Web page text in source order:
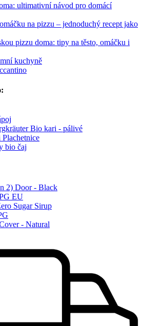
ultimativní návod pro domácí
na pizzu – jednoduchý recept jako
pizzu doma: tipy na těsto, omáčku i
kuchyně
Bio kari - pálivé
bio čaj
2) Door - Black
EU
Sugar Sirup
- Natural